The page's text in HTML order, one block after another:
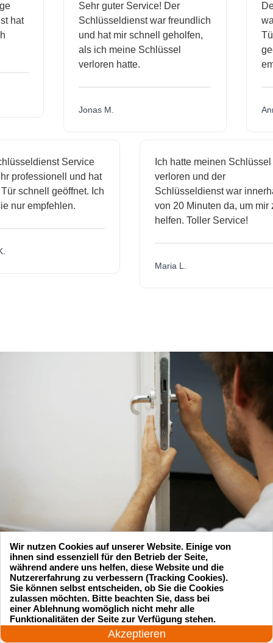
hat
Sehr guter Service! Der
Schlüsseldienst war freundlich
und hat mir schnell geholfen,
als ich meine Schlüssel
verloren hatte.
Jonas M.
Service
und hat
geöffnet. Ich
empfehlen.
Ich hatte meinen Schlüssel
verloren und der
Schlüsseldienst war innerhalb
von 20 Minuten da, um mir zu
helfen. Toller Service!
Maria L.
Suchen Sie einen Schlüsseldienst
zu einem vernünftigen Preis?
24 Stunden am Tag
Akzeptieren
Wir nutzen Cookies auf unserer Website. Einige von
ihnen sind essenziell für den Betrieb der Seite,
während andere uns helfen, diese Website und die
Nutzererfahrung zu verbessern (Tracking Cookies).
Sie können selbst entscheiden, ob Sie die Cookies
zulassen möchten. Bitte beachten Sie, dass bei
einer Ablehnung womöglich nicht mehr alle
Funktionalitäten der Seite zur Verfügung stehen.